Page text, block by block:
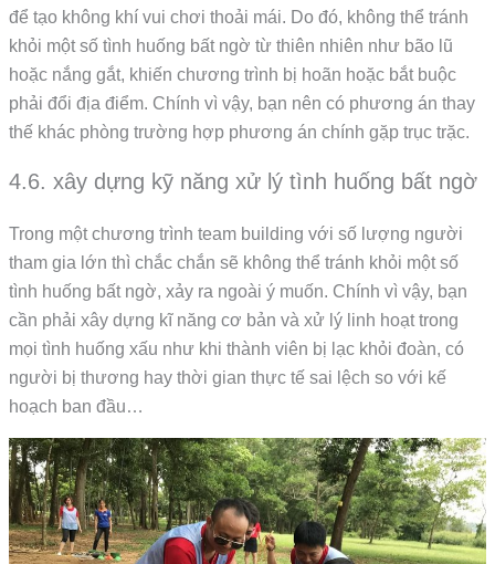
để tạo không khí vui chơi thoải mái. Do đó, không thể tránh
khỏi một số tình huống bất ngờ từ thiên nhiên như bão lũ
hoặc nắng gắt, khiến chương trình bị hoãn hoặc bắt buộc
phải đổi địa điểm. Chính vì vậy, bạn nên có phương án thay
thế khác phòng trường hợp phương án chính gặp trục trặc.
4.6. xây dựng kỹ năng xử lý tình huống bất ngờ
Trong một chương trình team building với số lượng người
tham gia lớn thì chắc chắn sẽ không thể tránh khỏi một số
tình huống bất ngờ, xảy ra ngoài ý muốn. Chính vì vậy, bạn
cần phải xây dựng kĩ năng cơ bản và xử lý linh hoạt trong
mọi tình huống xấu như khi thành viên bị lạc khỏi đoàn, có
người bị thương hay thời gian thực tế sai lệch so với kế
hoạch ban đầu…